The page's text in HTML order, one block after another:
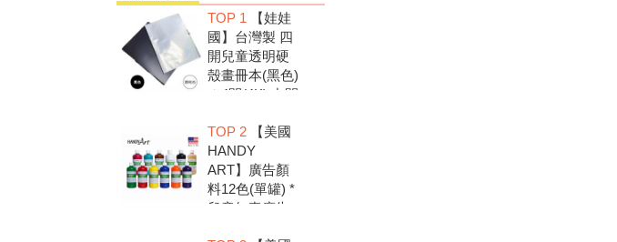
TOP 1 【娃娃
國】台灣製 四
開兒童透明硬
殼畫冊本(黑色)
＊4開(4K).中間
扣.資料袋.圖畫
紙收集冊.收納
冊
TOP 2【美國
HANDY
ART】廣告顏
料12色(單罐) *
兒童無毒廣告